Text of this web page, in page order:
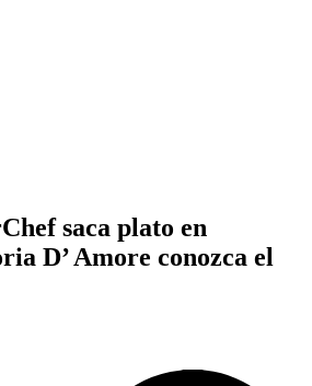
saca plato en
D’ Amore conozca el